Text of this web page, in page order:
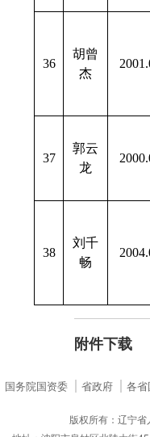
36
胡曾
杰
37
郭云
龙
38
刘千
畅
附件下载
国务院国资委 省政府 各
版权所有：辽宁